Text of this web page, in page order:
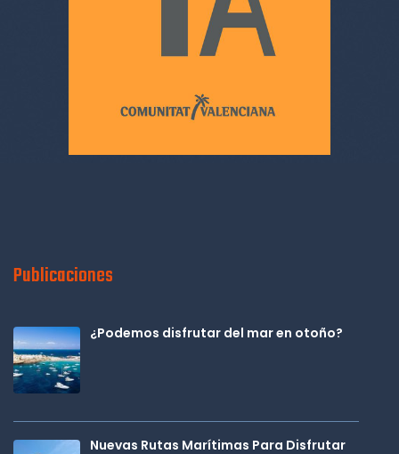
Publicaciones
¿Podemos disfrutar del mar en otoño?
Nuevas Rutas Marítimas Para Disfrutar